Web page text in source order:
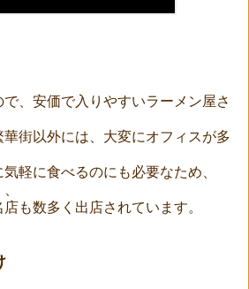
、安価で入りやすいラーメン屋さ
華街以外には、大変にオフィスが多
軽に食べるのにも必要なため、
も数多く出店されています。